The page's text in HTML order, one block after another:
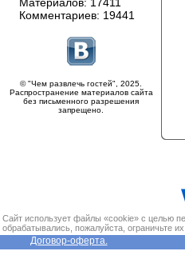
Комментариев: 19441
© "Чем развлечь гостей", 2025.
Распространение материалов сайта
без письменного разрешения
запрещено.
Сайт использует файлы «cookie» с целью
обрабатывались, пожалуйста, ограничьте
Договор-оферта.